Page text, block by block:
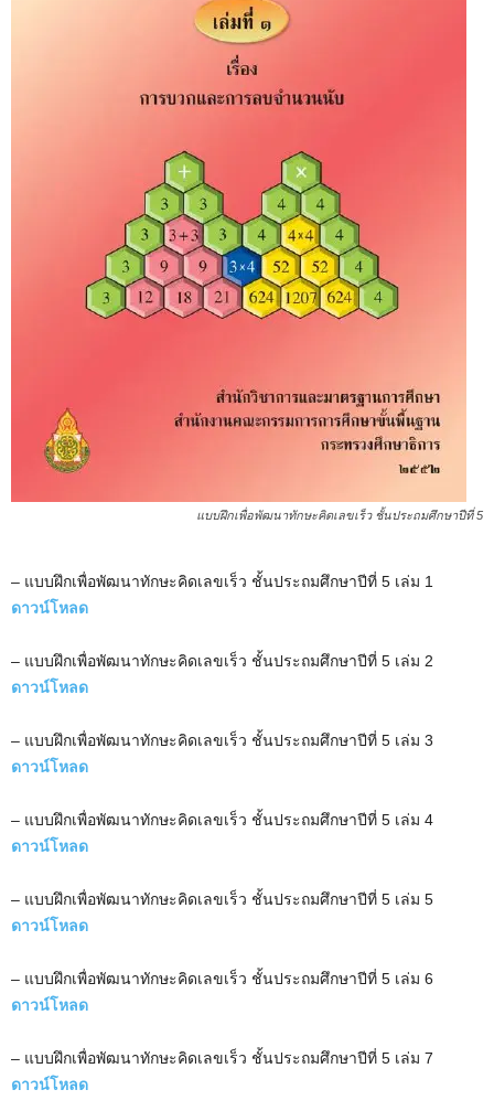
แบบฝึกเพื่อพัฒนาทักษะคิดเลขเร็ว ชั้นประถมศึกษาปีที่ 5
– แบบฝึกเพื่อพัฒนาทักษะคิดเลขเร็ว ชั้นประถมศึกษาปีที่ 5 เล่ม 1
ดาวน์โหลด
– แบบฝึกเพื่อพัฒนาทักษะคิดเลขเร็ว ชั้นประถมศึกษาปีที่ 5 เล่ม 2
ดาวน์โหลด
– แบบฝึกเพื่อพัฒนาทักษะคิดเลขเร็ว ชั้นประถมศึกษาปีที่ 5 เล่ม 3
ดาวน์โหลด
– แบบฝึกเพื่อพัฒนาทักษะคิดเลขเร็ว ชั้นประถมศึกษาปีที่ 5 เล่ม 4
ดาวน์โหลด
– แบบฝึกเพื่อพัฒนาทักษะคิดเลขเร็ว ชั้นประถมศึกษาปีที่ 5 เล่ม 5
ดาวน์โหลด
– แบบฝึกเพื่อพัฒนาทักษะคิดเลขเร็ว ชั้นประถมศึกษาปีที่ 5 เล่ม 6
ดาวน์โหลด
– แบบฝึกเพื่อพัฒนาทักษะคิดเลขเร็ว ชั้นประถมศึกษาปีที่ 5 เล่ม 7
ดาวน์โหลด